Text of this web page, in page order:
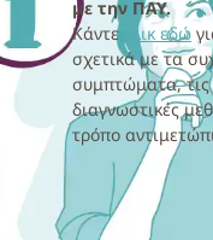
με την ΠΑΥ.
Κάντε
κλικ εδώ
σχετικά με τα
συμπτώματα, τις
διαγνωστικές
τρόπο